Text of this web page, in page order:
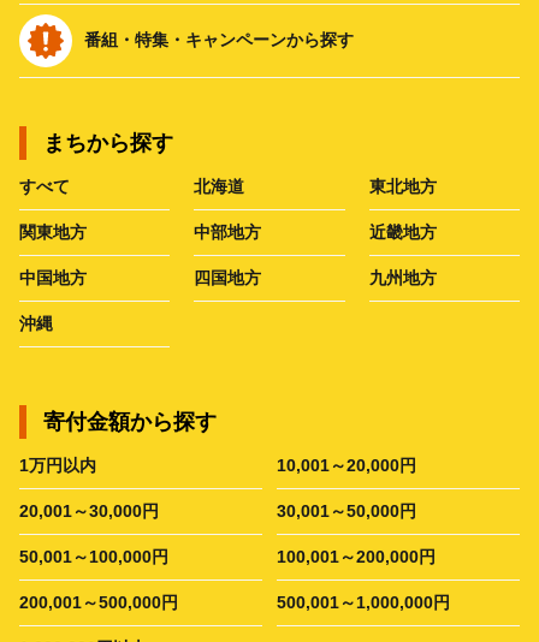
番組・特集・キャンペーンから探す
まちから探す
すべて 北海道 東北地方
関東地方 中部地方 近畿地方
中国地方 四国地方 九州地方
沖縄
寄付金額から探す
1万円以内 10,001～20,000円
20,001～30,000円 30,001～50,000円
50,001～100,000円 100,001～200,000円
200,001～500,000円 500,001～1,000,000円